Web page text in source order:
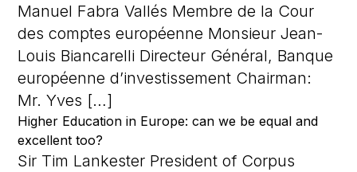
Manuel Fabra Vallés Membre de la Cour
des comptes européenne Monsieur Jean-
Louis Biancarelli Directeur Général, Banque
européenne d’investissement Chairman:
Mr. Yves […]
Higher Education in Europe: can we be equal and
excellent too?
Sir Tim Lankester President of Corpus